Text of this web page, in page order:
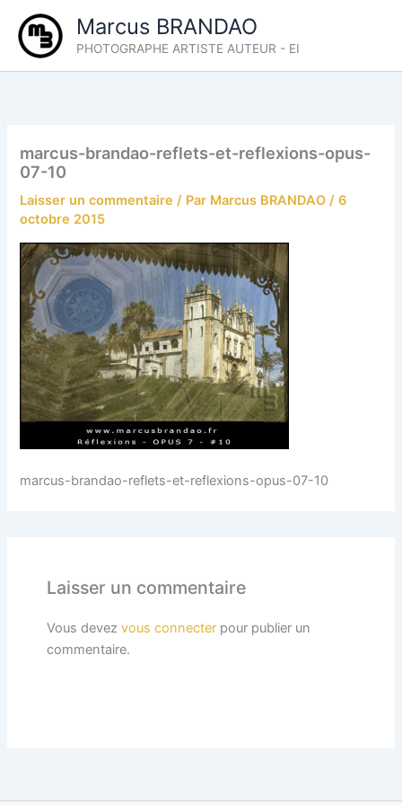
contenu
Marcus BRANDAO
PHOTOGRAPHE ARTISTE AUTEUR - EI
marcus-brandao-reflets-et-reflexions-opus-
07-10
Laisser un commentaire / Par Marcus BRANDAO/6
octobre 2015
marcus-brandao-reflets-et-reflexions-opus-07-10
Laisser un commentaire
Vous devez vous connecterpour publier un
commentaire.